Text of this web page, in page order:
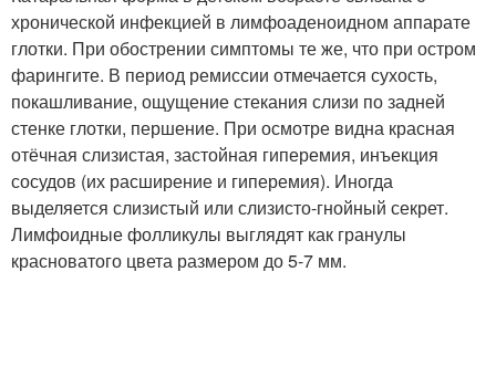
хронической инфекцией в лимфоаденоидном аппарате
глотки. При обострении симптомы те же, что при остром
фарингите. В период ремиссии отмечается сухость,
покашливание, ощущение стекания слизи по задней
стенке глотки, першение. При осмотре видна красная
отёчная слизистая, застойная гиперемия, инъекция
сосудов (их расширение и гиперемия). Иногда
выделяется слизистый или слизисто-гнойный секрет.
Лимфоидные фолликулы выглядят как гранулы
красноватого цвета размером до 5-7 мм.